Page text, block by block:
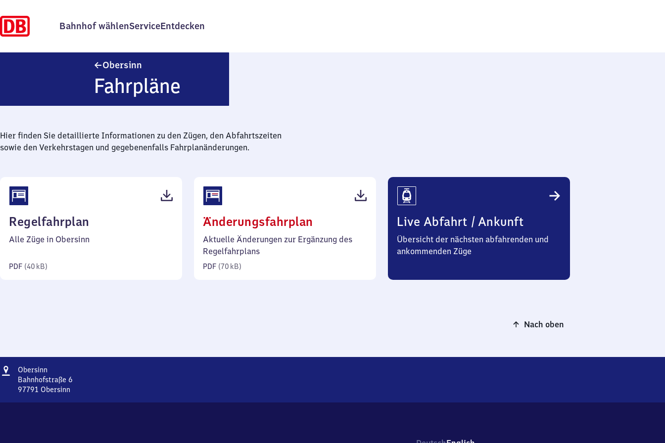
Bahnhof wählenServiceEntdecken
Obersinn
Fahrpläne
Hier finden Sie detaillierte Informationen zu den Zügen, den Abfahrtszeiten
sowie den Verkehrstagen und gegebenenfalls Fahrplanänderungen.
Regelfahrplan
Alle Züge in Obersinn
PDF (40 kB)
Änderungsfahrplan
70
Aktuelle Änderungen zur Ergänzung des
Regelfahrplans
PDF (70 kB)
Live Abfahrt / Ankunft
Übersicht der nächsten abfahrenden und
ankommenden Züge
Nach oben
Adresse
Obersinn
Bahnhofstraße 6
97791 Obersinn